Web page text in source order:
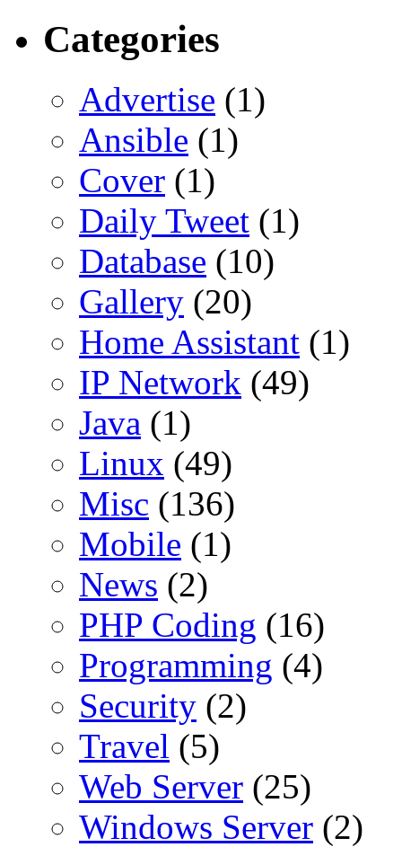
Categories
Advertise (1)
Ansible (1)
Cover (1)
Daily Tweet (1)
Database (10)
Gallery (20)
Home Assistant (1)
IP Network (49)
Java (1)
Linux (49)
Misc (136)
Mobile (1)
News (2)
PHP Coding (16)
Programming (4)
Security (2)
Travel (5)
Web Server (25)
Windows Server (2)